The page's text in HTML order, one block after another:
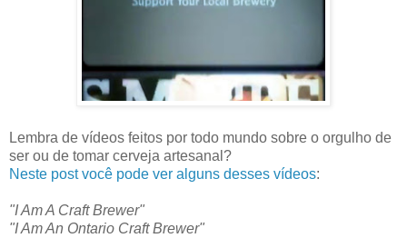
Lembra de vídeos feitos por todo mundo sobre o orgulho de
ser ou de tomar cerveja artesanal?
Neste post você pode ver alguns desses vídeos:
"I Am A Craft Brewer"
"I Am An Ontario Craft Brewer"